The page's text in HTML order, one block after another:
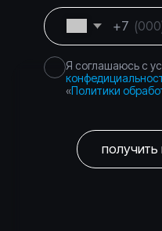
Город Москва, вн.тер.г.
муниципальный округ
Подкопаевский, д. 4 стр. 6А